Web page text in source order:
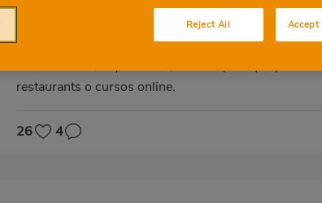
998 restants
Disfruta d’un descompte de 5 € en productes
bescanviar-lo, a qui el reba, triant l’opció que
restaurants o cursos online.
26 4
Reject All Accept